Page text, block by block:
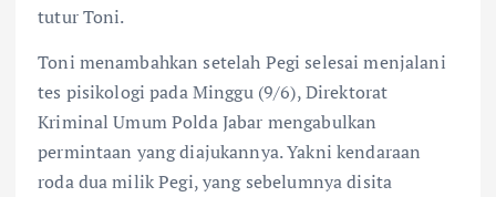
tutur Toni.
Toni menambahkan setelah Pegi selesai menjalani
tes pisikologi pada Minggu (9/6), Direktorat
Kriminal Umum Polda Jabar mengabulkan
permintaan yang diajukannya. Yakni kendaraan
roda dua milik Pegi, yang sebelumnya disita